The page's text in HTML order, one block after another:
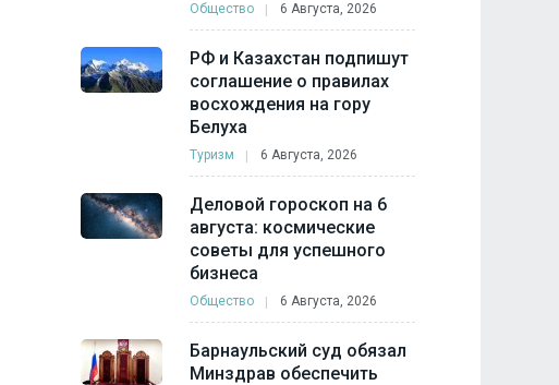
Общество 6 Августа, 2026
РФ и Казахстан подпишут
соглашение о правилах
восхождения на гору
Белуха
Туризм 6 Августа, 2026
Деловой гороскоп на 6
августа: космические
советы для успешного
бизнеса
Общество 6 Августа, 2026
Барнаульский суд обязал
Минздрав обеспечить